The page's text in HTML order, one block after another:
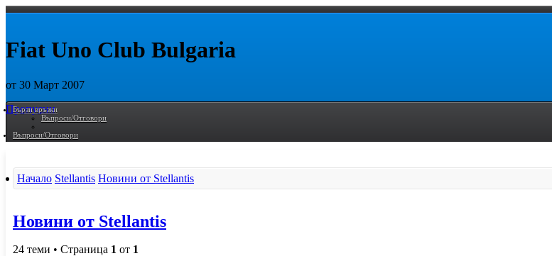
Fiat Uno Club Bulgaria
от 30 Март 2007
Пропусни
Бързи връзки
Въпроси/Отговори
Въпроси/Отговори
Начало Stellantis Новини от Stellantis
Новини от Stellantis
24 теми • Страница 1 от 1